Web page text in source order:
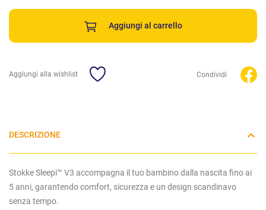
Aggiungi al carrello
Aggiungi alla wishlist Condividi
DESCRIZIONE
Stokke Sleepi™ V3 accompagna il tuo bambino dalla nascita fino ai
5 anni, garantendo comfort, sicurezza e un design scandinavo
senza tempo.